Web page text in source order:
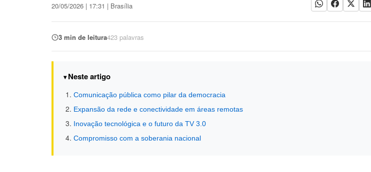
20/05/2026 | 17:31 | Brasília
3 min de leitura423 palavras
Neste artigo
Comunicação pública como pilar da democracia
Expansão da rede e conectividade em áreas remotas
Inovação tecnológica e o futuro da TV 3.0
Compromisso com a soberania nacional